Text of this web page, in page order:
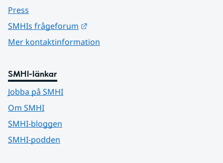
Press
SMHIs frågeforum
Mer kontaktinformation
SMHI-länkar
Jobba på SMHI
Om SMHI
SMHI-bloggen
SMHI-podden